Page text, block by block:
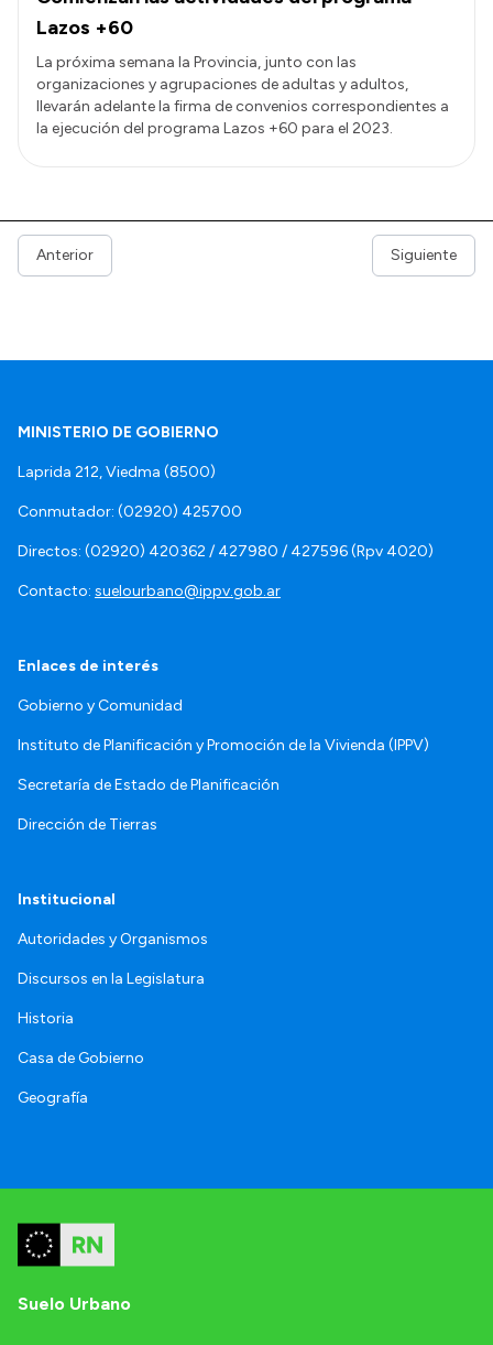
Lazos +60
La próxima semana la Provincia, junto con las
organizaciones y agrupaciones de adultas y adultos,
llevarán adelante la firma de convenios correspondientes a
la ejecución del programa Lazos +60 para el 2023.
Anterior Siguiente
MINISTERIO DE GOBIERNO
Laprida 212, Viedma (8500)
Conmutador: (02920) 425700
Directos: (02920) 420362 / 427980 / 427596 (Rpv 4020)
Contacto: suelourbano@ippv.gob.ar
Enlaces de interés
Gobierno y Comunidad
Instituto de Planificación y Promoción de la Vivienda (IPPV)
Secretaría de Estado de Planificación
Dirección de Tierras
Institucional
Autoridades y Organismos
Discursos en la Legislatura
Historia
Casa de Gobierno
Geografía
Suelo Urbano